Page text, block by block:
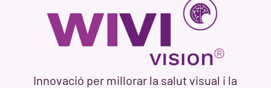
Innovació per millorar la salut visual i la